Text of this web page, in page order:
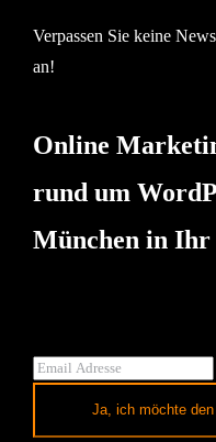
Verpassen Sie keine
an!
Online
rund um
München in Ihr
Ja, ich möchte